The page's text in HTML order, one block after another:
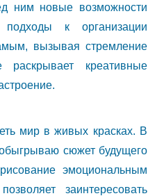
ним новые возможности
подходы к организации
вызывая стремление
креативные
мир в живых красках. В
сюжет будущего
эмоциональным
заинтересовать